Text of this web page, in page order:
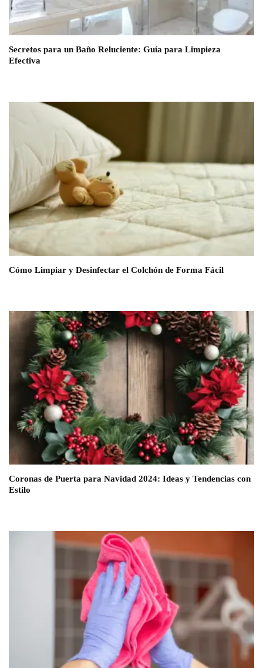
Secretos para un Baño Reluciente: Guía para Limpieza
Efectiva
Cómo Limpiar y Desinfectar el Colchón de Forma Fácil
Coronas de Puerta para Navidad 2024: Ideas y Tendencias con
Estilo